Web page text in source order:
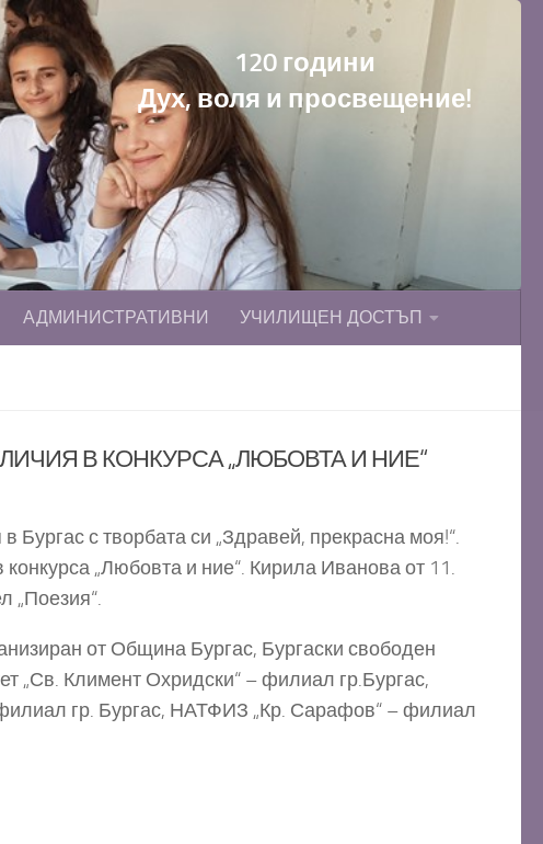
120 години
Дух, воля и просвещение!
АДМИНИСТРАТИВНИ УЧИЛИЩЕН ДОСТЪП
В КОНКУРСА „ЛЮБОВТА И НИЕ“
с творбата си „Здравей, прекрасна моя!“.
„Любовта и ние“. Кирила Иванова от 11.
„Поезия“.
от Община Бургас, Бургаски свободен
„Св. Климент Охридски“ – филиал гр.Бургас,
гр. Бургас, НАТФИЗ „Кр. Сарафов“ – филиал